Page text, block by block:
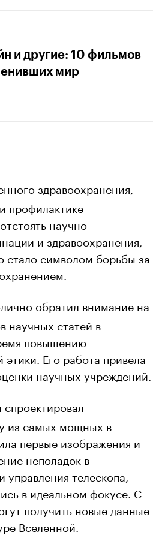
и другие: 10 фильмов
мир
здравоохранения,
профилактике
научно
и здравоохранения,
стало символом борьбы за
обратил внимание на
научных статей в
повышению
Его работа привела
научных учреждений.
из самых мощных в
первые изображения и
неполадок в
телескопа,
в идеальном фокусе. С
получить новые данные
Вселенной.